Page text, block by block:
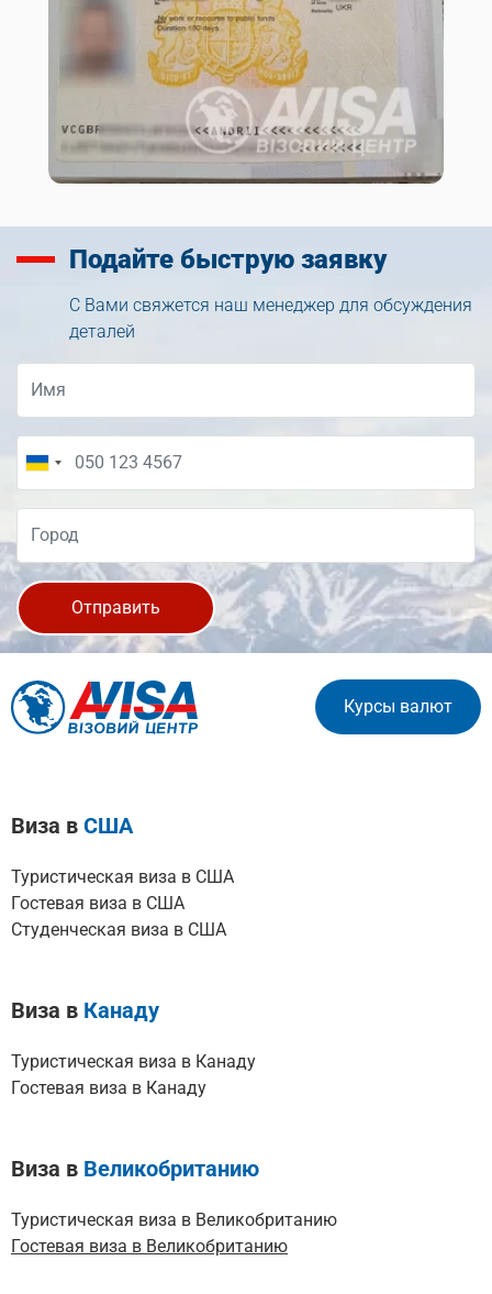
Подайте быструю заявку
С Вами свяжется наш менеджер для обсуждения
деталей
Отправить
Курсы валют
Виза в США
Туристическая виза в США
Гостевая виза в США
Студенческая виза в США
Виза в Канаду
Туристическая виза в Канаду
Гостевая виза в Канаду
Виза в Великобританию
Туристическая виза в Великобританию
Гостевая виза в Великобританию